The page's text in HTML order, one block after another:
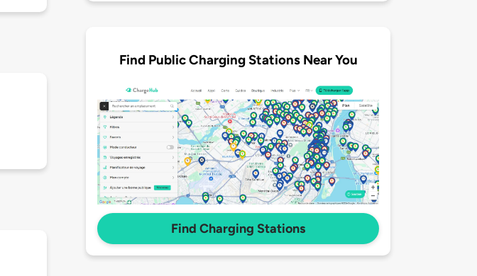
Find Public Charging Stations Near You
Find Charging Stations